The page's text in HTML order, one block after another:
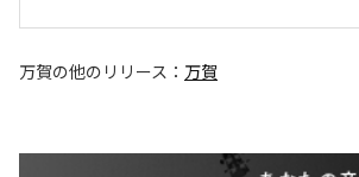
万賀の他のリリース： 万賀